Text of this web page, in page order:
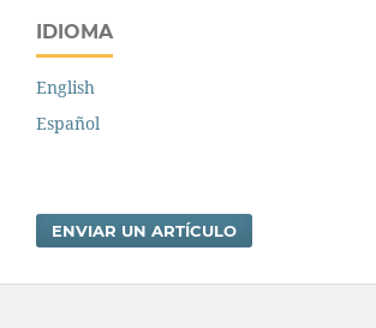
IDIOMA
English
Español
ENVIAR UN ARTÍCULO